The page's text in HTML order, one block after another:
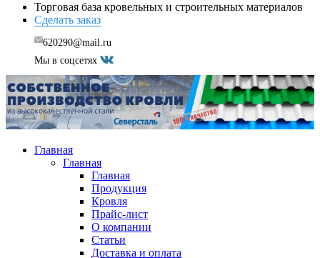
Торговая база кровельных и строительных материалов
Сделать заказ
620290@mail.ru
Мы в соцсетях
Главная
Главная
Главная
Продукция
Кровля
Прайс-лист
О компании
Статьи
Доставка и оплата